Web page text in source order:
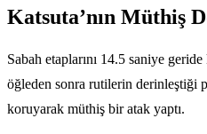
Katsuta’nın Müthiş
Sabah etaplarını 14.5 saniye
öğleden sonra rutilerin derinleştiği
koruyarak müthiş bir atak yaptı.